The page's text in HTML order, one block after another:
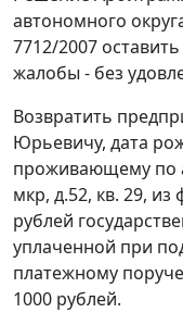
автономного
7712/2007
жалобы - без
Возвратить
Юрьевичу, дата
проживающему по
мкр, д.52, кв. 29,
рублей
уплаченной при
платежному
1000 рублей.